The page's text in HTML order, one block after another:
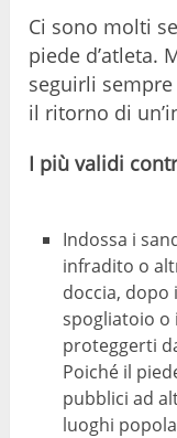
Ci sono molti
piede d’atleta.
seguirli
il ritorno di
I più validi
Indossa i
infradito o
doccia,
spogliatoio o
proteggerti
Poiché il
pubblici ad
luoghi